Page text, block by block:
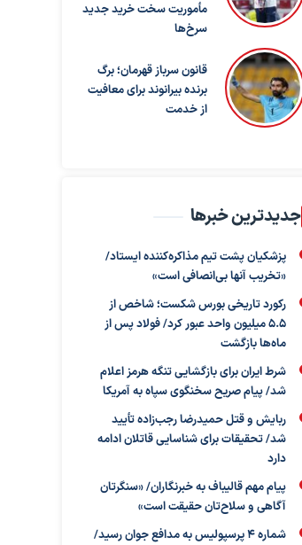
مأموریت سخت خرید جدید
سرخ‌ها
قانون سرباز قهرمان؛ برگ
برنده بیرانوند برای معافیت
از خدمت
جدیدترین خبرها
پزشکیان پشت تیم مذاکره‌کننده ایستاد/
«تخریب آنها بی‌انصافی است»
رکورد تاریخی بورس شکست؛ شاخص از
۵.۵ میلیون واحد عبور کرد/ فولاد پس از
ماه‌ها بازگشت
شرط ایران برای بازگشایی تنگه هرمز اعلام
شد/ پیام صریح سخنگوی سپاه به آمریکا
ربایش و قتل حمیدرضا رجب‌زاده تأیید
شد/ تحقیقات برای شناسایی قاتلان ادامه
دارد
پیام مهم قالیباف به خبرنگاران/ «سنگرتان
آگاهی و سلاح‌تان حقیقت است»
شماره ۴ پرسپولیس به مدافع جوان رسید/